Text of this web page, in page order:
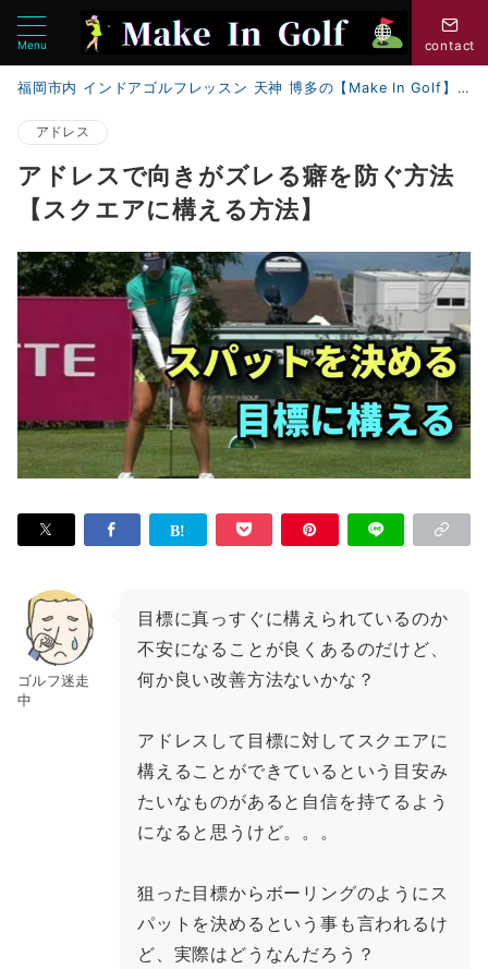
Menu contact
福岡市内 インドアゴルフレッスン 天神 博多の【Make In Golf】
アドレス
アドレスで向きがズレる癖を防ぐ方法
【スクエアに構える方法】
ゴルフ迷走
中
目標に真っすぐに構えられているのか
不安になることが良くあるのだけど、
何か良い改善方法ないかな？
アドレスして目標に対してスクエアに
構えることができているという目安み
たいなものがあると自信を持てるよう
になると思うけど。。。
狙った目標からボーリングのようにス
パットを決めるという事も言われるけ
ど、実際はどうなんだろう？